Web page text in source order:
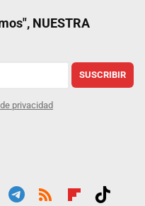
NUESTRA
SUSCRIBIR
privacidad